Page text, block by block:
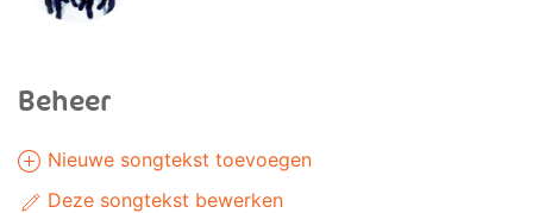
Beheer
Nieuwe songtekst toevoegen
Deze songtekst bewerken